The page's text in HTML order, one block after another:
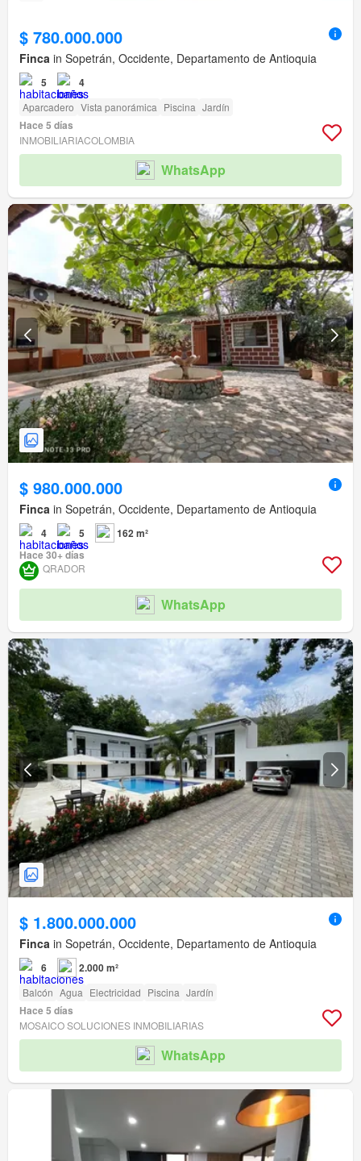
$ 780.000.000
Finca in Sopetrán, Occidente, Departamento de Antioquia
5 4
Aparcadero Vista panorámica Piscina Jardín
Hace 5 días
INMOBILIARIACOLOMBIA
WhatsApp
$ 980.000.000
Finca in Sopetrán, Occidente, Departamento de Antioquia
4 5
162 m²
Hace 30+ días
QRADOR
WhatsApp
$ 1.800.000.000
Finca in Sopetrán, Occidente, Departamento de Antioquia
6 2.000 m²
Balcón Agua Electricidad Piscina Jardín
Hace 5 días
MOSAICO SOLUCIONES INMOBILIARIAS
WhatsApp